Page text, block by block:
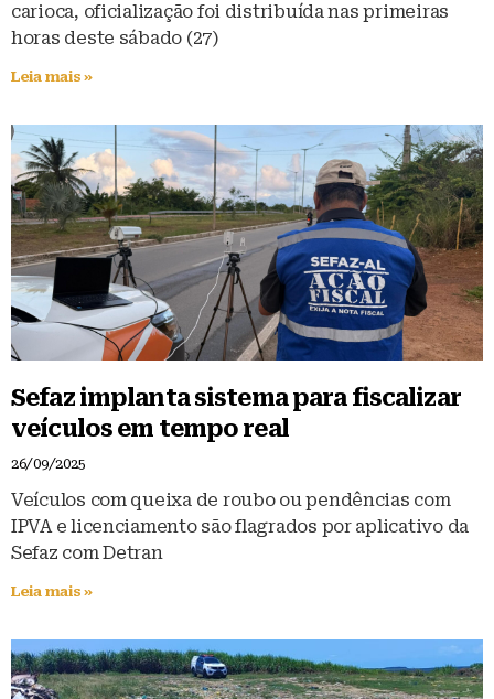
carioca, oficialização foi distribuída nas primeiras
horas deste sábado (27)
Leia mais »
Sefaz implanta sistema para fiscalizar
veículos em tempo real
26/09/2025
Veículos com queixa de roubo ou pendências com
IPVA e licenciamento são flagrados por aplicativo da
Sefaz com Detran
Leia mais »